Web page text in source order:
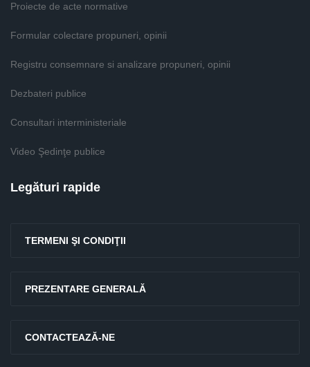
Proiecte de acte normative
Formular colectare propuneri, opinii
Registru consemnare si analizare propuneri, opinii
Dezbateri publice
Consultari interministeriale
Video Şedinţe publice
Legături rapide
TERMENI ŞI CONDIŢII
PREZENTARE GENERALĂ
CONTACTEAZĂ-NE